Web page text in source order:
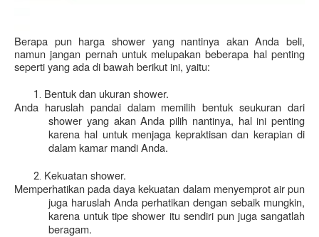
Berapa pun harga shower yang nantinya akan Anda beli,
namun jangan pernah untuk melupakan beberapa hal penting
seperti yang ada di bawah berikut ini, yaitu:
Bentuk dan ukuran shower.
Anda haruslah pandai dalam memilih bentuk seukuran dari
shower yang akan Anda pilih nantinya, hal ini penting
karena hal untuk menjaga kepraktisan dan kerapian di
dalam kamar mandi Anda.
Kekuatan shower.
Memperhatikan pada daya kekuatan dalam menyemprot air pun
juga haruslah Anda perhatikan dengan sebaik mungkin,
karena untuk tipe shower itu sendiri pun juga sangatlah
beragam.